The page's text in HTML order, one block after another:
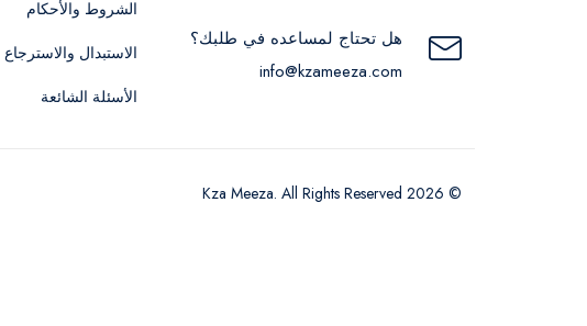
هل تحتاج لمساعده في طلبك؟
info@kzameeza.com
الشروط والأحكام
الاستبدال والاسترجاع
الأسئلة الشائعة
© 2026 Kza Meeza. All Rights Reserved